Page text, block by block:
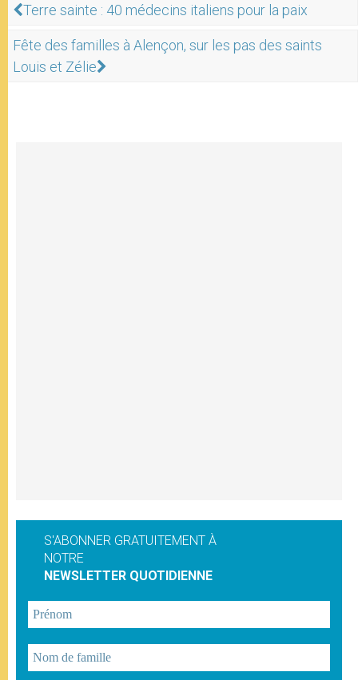
Terre sainte : 40 médecins italiens pour la paix
Fête des familles à Alençon, sur les pas des saints
Louis et Zélie
S'ABONNER GRATUITEMENT À
NOTRE
NEWSLETTER QUOTIDIENNE